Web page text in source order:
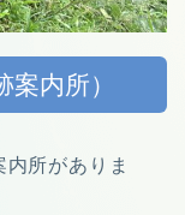
内所）
所がありま